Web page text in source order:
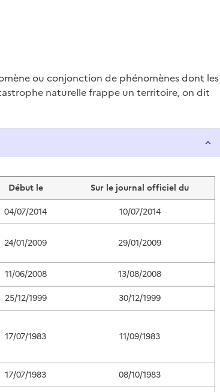
ou conjonction de phénomènes dont les
naturelle frappe un territoire, on dit
Début le
Sur le journal officiel du
04/07/2014 10/07/2014
24/01/2009 29/01/2009
11/06/2008
13/08/2008
25/12/1999 30/12/1999
17/07/1983 11/09/1983
17/07/1983 08/10/1983